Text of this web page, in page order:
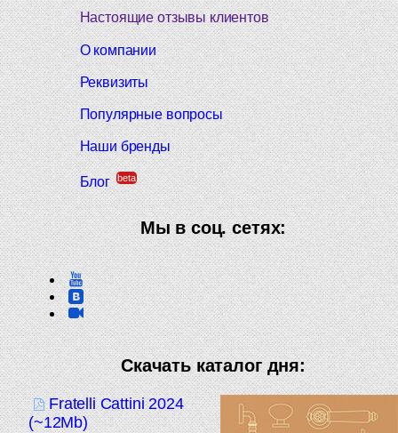
Настоящие отзывы клиентов
О компании
Реквизиты
Популярные вопросы
Наши бренды
Блог beta
Мы в соц. сетях:
Скачать каталог дня:
Fratelli Cattini 2024
(~12Mb)